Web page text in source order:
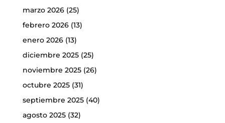
marzo 2026(25)
febrero 2026(13)
enero 2026(13)
diciembre 2025(25)
noviembre 2025(26)
octubre 2025(31)
septiembre 2025(40)
agosto 2025(32)